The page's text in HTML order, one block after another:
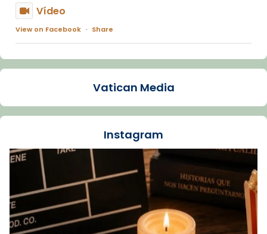
Vídeo
View on Facebook · Share
Arquebisbat de Barcelona
La Carmina va patir depressió. Fa gairebé
dos mesos, a l'Estadi Lluís Companys, la
Recupera l'entrevista comp
Vatican
tican News 👇
www.vaticannews.va/es/iglesia/news/2026-
07/carmina-historia-depresion-papa-viaje-
espana-testimoni...
Vatican Media
Instagram